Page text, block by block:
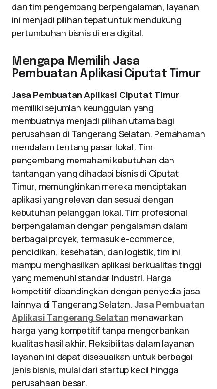
dan tim pengembang berpengalaman, layanan
ini menjadi pilihan tepat untuk mendukung
pertumbuhan bisnis di era digital.
Mengapa Memilih Jasa
Pembuatan Aplikasi Ciputat Timur
Jasa Pembuatan Aplikasi Ciputat Timur
memiliki sejumlah keunggulan yang
membuatnya menjadi pilihan utama bagi
perusahaan di Tangerang Selatan. Pemahaman
mendalam tentang pasar lokal. Tim
pengembang memahami kebutuhan dan
tantangan yang dihadapi bisnis di Ciputat
Timur, memungkinkan mereka menciptakan
aplikasi yang relevan dan sesuai dengan
kebutuhan pelanggan lokal. Tim profesional
berpengalaman dengan pengalaman dalam
berbagai proyek, termasuk e-commerce,
pendidikan, kesehatan, dan logistik, tim ini
mampu menghasilkan aplikasi berkualitas tinggi
yang memenuhi standar industri. Harga
kompetitif dibandingkan dengan penyedia jasa
lainnya di Tangerang Selatan, Jasa Pembuatan
Aplikasi Tangerang Selatan menawarkan
harga yang kompetitif tanpa mengorbankan
kualitas hasil akhir. Fleksibilitas dalam layanan
layanan ini dapat disesuaikan untuk berbagai
jenis bisnis, mulai dari startup kecil hingga
perusahaan besar.